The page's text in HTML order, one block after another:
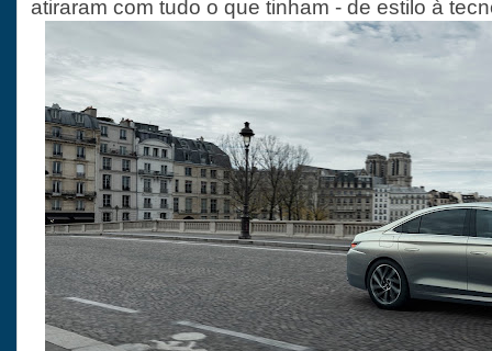
atiraram com tudo o que tinham - de estilo à